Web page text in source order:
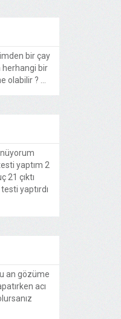
bir çay
herhangi bir
olabilir ? ...
yaptım 2
21 çıktı
yaptırdı
an gözüme
acı